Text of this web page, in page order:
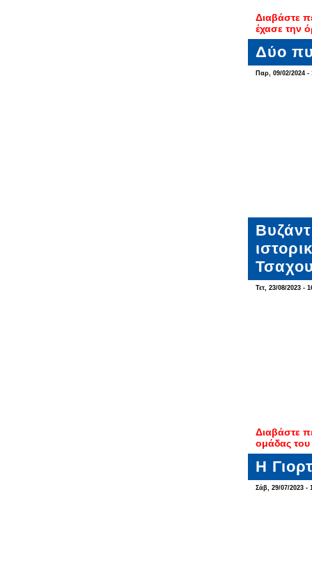
Διαβάστε
έχασε την
Δύο
Παρ, 09/02/2024 -
Τετ, 23/08/2023 -
Διαβάστε
ομάδας του
Η
Σάβ, 29/07/2023 -